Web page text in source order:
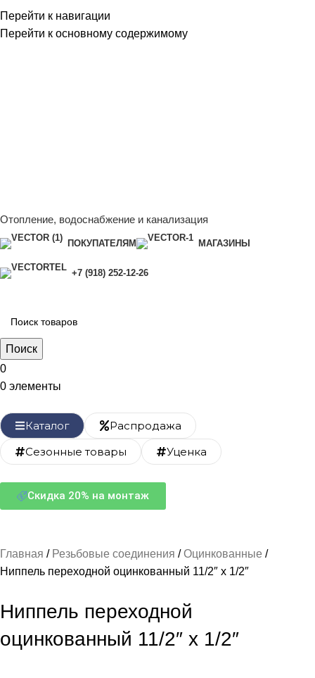
Перейти к навигации
Перейти к основному содержимому
Отопление, водоснабжение и канализация
ПОКУПАТЕЛЯМ МАГАЗИНЫ
+7 (918) 252-12-26
Поиск
0
0 элементы
Каталог
Распродажа
Сезонные товары
Уценка
Скидка 20% на монтаж
Главная Резьбовые соединения
Оцинкованные
Ниппель переходной оцинкованный 11/2″ х 1/2″
Ниппель переходной
оцинкованный 11/2″ х 1/2″